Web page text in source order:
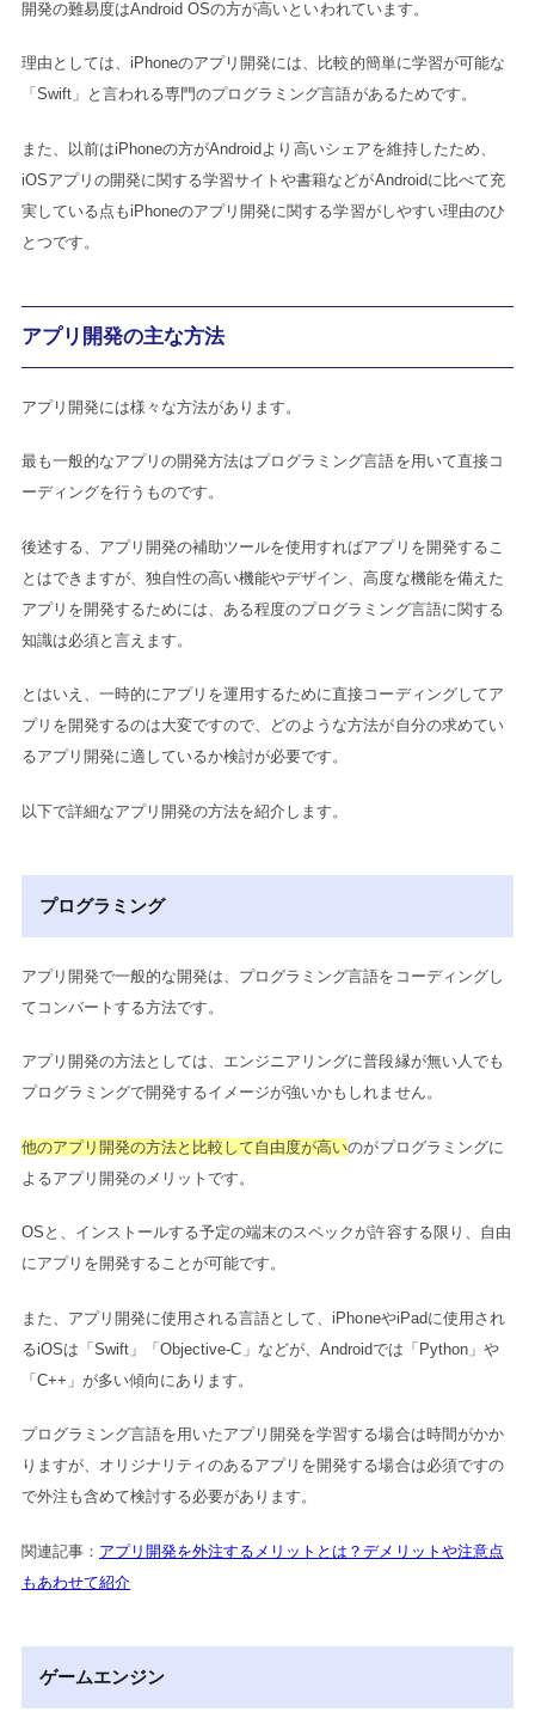
開発の難易度はAndroid OSの方が高いといわれています。
理由としては、iPhoneのアプリ開発には、比較的簡単に学習が可能な
「Swift」と言われる専門のプログラミング言語があるためです。
また、以前はiPhoneの方がAndroidより高いシェアを維持したため、
iOSアプリの開発に関する学習サイトや書籍などがAndroidに比べて充
実している点もiPhoneのアプリ開発に関する学習がしやすい理由のひ
とつです。
アプリ開発の主な方法
アプリ開発には様々な方法があります。
最も一般的なアプリの開発方法はプログラミング言語を用いて直接コ
ーディングを行うものです。
後述する、アプリ開発の補助ツールを使用すればアプリを開発するこ
とはできますが、独自性の高い機能やデザイン、高度な機能を備えた
アプリを開発するためには、ある程度のプログラミング言語に関する
知識は必須と言えます。
とはいえ、一時的にアプリを運用するために直接コーディングしてア
プリを開発するのは大変ですので、どのような方法が自分の求めてい
るアプリ開発に適しているか検討が必要です。
以下で詳細なアプリ開発の方法を紹介します。
プログラミング
アプリ開発で一般的な開発は、プログラミング言語をコーディングし
てコンバートする方法です。
アプリ開発の方法としては、エンジニアリングに普段縁が無い人でも
プログラミングで開発するイメージが強いかもしれません。
他のアプリ開発の方法と比較して自由度が高いのがプログラミングに
よるアプリ開発のメリットです。
OSと、インストールする予定の端末のスペックが許容する限り、自由
にアプリを開発することが可能です。
また、アプリ開発に使用される言語として、iPhoneやiPadに使用され
るiOSは「Swift」「Objective-C」などが、Androidでは「Python」や
「C++」が多い傾向にあります。
プログラミング言語を用いたアプリ開発を学習する場合は時間がかか
りますが、オリジナリティのあるアプリを開発する場合は必須ですの
で外注も含めて検討する必要があります。
関連記事： アプリ開発を外注するメリットとは？デメリットや注意点
もあわせて紹介
ゲームエンジン